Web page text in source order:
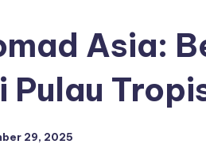
Asia:
Pulau
29, 2025